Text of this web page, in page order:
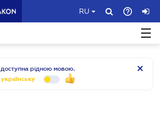
RU
доступна рідною мовою.